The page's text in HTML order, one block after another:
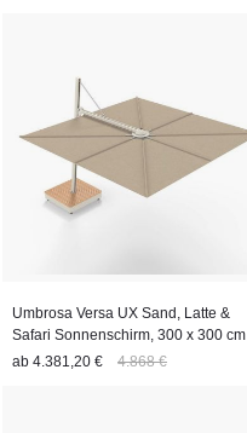
Umbrosa Versa UX Sand, Latte &
Safari Sonnenschirm, 300 x 300 cm
ab 4.381,20 € 4.868 €